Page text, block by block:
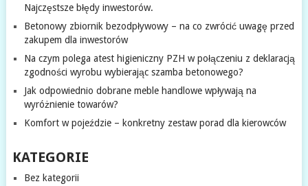
Najczęstsze błędy inwestorów.
Betonowy zbiornik bezodpływowy – na co zwrócić uwagę przed
zakupem dla inwestorów
Na czym polega atest higieniczny PZH w połączeniu z deklaracją
zgodności wyrobu wybierając szamba betonowego?
Jak odpowiednio dobrane meble handlowe wpływają na
wyróżnienie towarów?
Komfort w pojeździe – konkretny zestaw porad dla kierowców
KATEGORIE
Bez kategorii